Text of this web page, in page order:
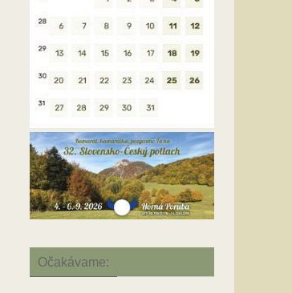
Očakávame: